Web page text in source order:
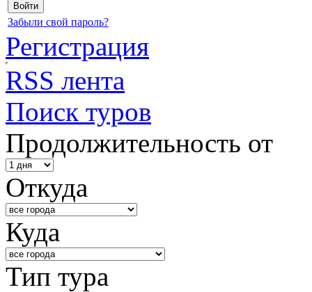
Забыли свой пароль?
Регистрация
RSS лента
Поиск туров
Продолжительность от
Откуда
Куда
Тип тура